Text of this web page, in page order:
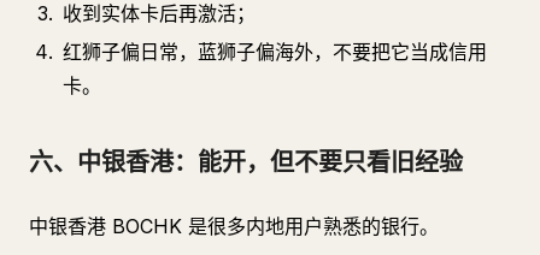
收到实体卡后再激活；
红狮子偏日常，蓝狮子偏海外，不要把它当成信用
卡。
六、中银香港：能开，但不要只看旧经验
中银香港 BOCHK 是很多内地用户熟悉的银行。